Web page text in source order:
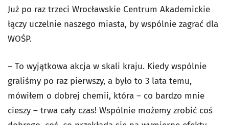
Już po raz trzeci Wrocławskie Centrum Akademickie
łączy uczelnie naszego miasta, by wspólnie zagrać dla
WOŚP.
– To wyjątkowa akcja w skali kraju. Kiedy wspólnie
graliśmy po raz pierwszy, a było to 3 lata temu,
mówiłem o dobrej chemii, która – co bardzo mnie
cieszy – trwa cały czas! Wspólnie możemy zrobić coś